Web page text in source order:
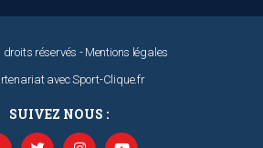
droits réservés - Mentions légales
avecSport-Clique.fr
SUIVEZ NOUS :